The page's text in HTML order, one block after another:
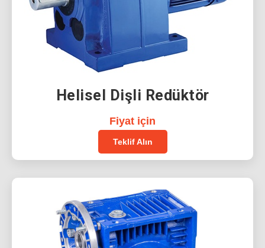
Helisel Dişli Redüktör
Fiyat için
Teklif Alın